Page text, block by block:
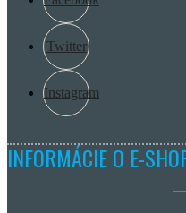
Twitter
Instagram
INFORMÁCIE O E-